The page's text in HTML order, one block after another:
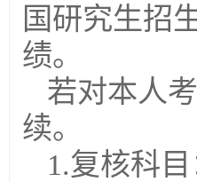
国研究生招
绩。
若对本人
续。
1.复核科